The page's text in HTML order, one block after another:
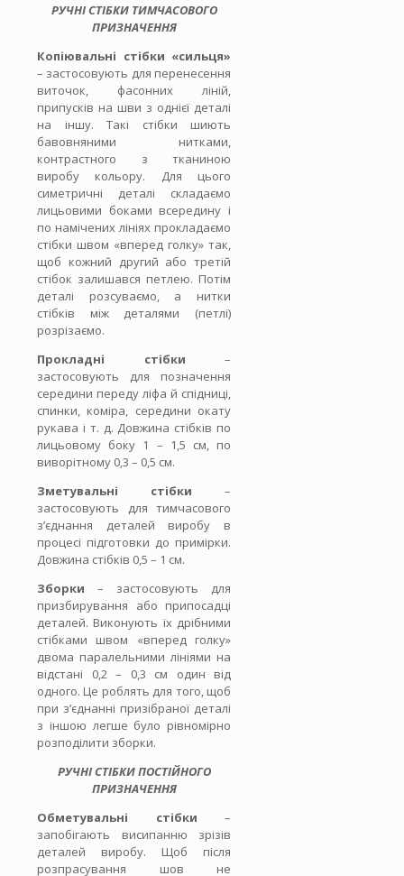
РУЧНІ СТІБКИ ТИМЧАСОВОГО
ПРИЗНАЧЕННЯ
Копіювальні стібки «сильця»
– застосовують для перенесення
виточок, фасонних ліній,
припусків на шви з однієї деталі
на іншу. Такі стібки шиють
бавовняними нитками,
контрастного з тканиною
виробу кольору. Для цього
симетричні деталі складаємо
лицьовими боками всередину і
по намічених лініях прокладаємо
стібки швом «вперед голку» так,
щоб кожний другий або третій
стібок залишався петлею. Потім
деталі розсуваємо, а нитки
стібків між деталями (петлі)
розрізаємо.
Прокладні стібки –
застосовують для позначення
середини переду ліфа й спідниці,
спинки, коміра, середини окату
рукава і т. д. Довжина стібків по
лицьовому боку 1 – 1,5 см, по
виворітному 0,3 – 0,5 см.
Зметувальні стібки –
застосовують для тимчасового
з’єднання деталей виробу в
процесі підготовки до примірки.
Довжина стібків 0,5 – 1 см.
Зборки – застосовують для
призбирування або припосадці
деталей. Виконують їх дрібними
стібками швом «вперед голку»
двома паралельними лініями на
відстані 0,2 – 0,3 см один від
одного. Це роблять для того, щоб
при з’єднанні призібраної деталі
з іншою легше було рівномірно
розподілити зборки.
РУЧНІ СТІБКИ ПОСТІЙНОГО
ПРИЗНАЧЕННЯ
Обметувальні стібки –
запобігають висипанню зрізів
деталей виробу. Щоб після
розпрасування шов не